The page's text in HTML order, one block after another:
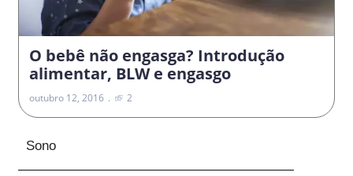
O bebê não engasga? Introdução
alimentar, BLW e engasgo
outubro 12, 2016 2
Sono